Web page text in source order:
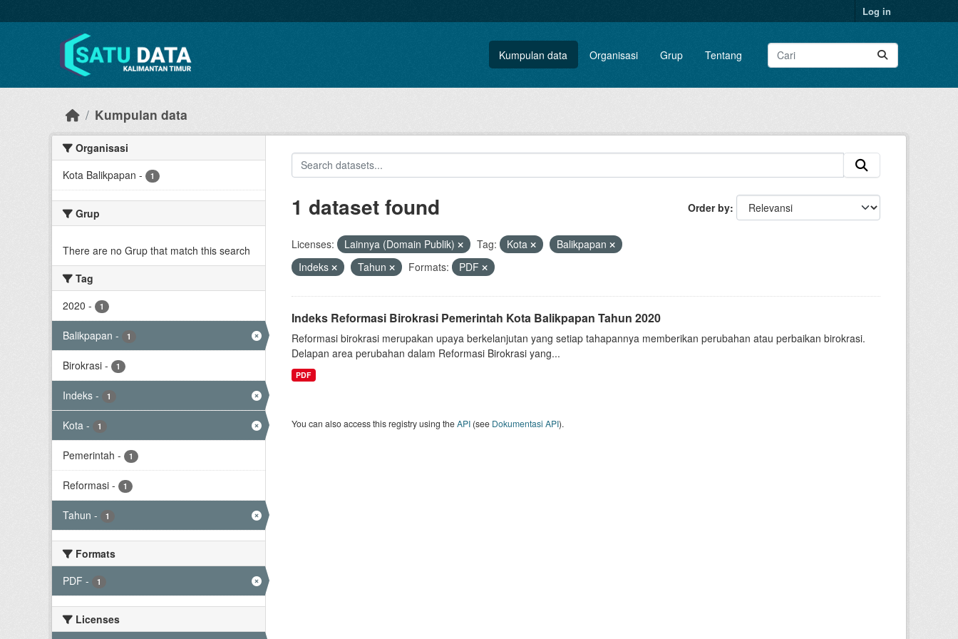
Log in
Kumpulan data Organisasi Grup Tentang
Kumpulan data
Organisasi
Kota Balikpapan - 1
Grup
There are no Grup that match this search
Tag
2020 - 1
Balikpapan - 1
Birokrasi - 1
Indeks - 1
Kota - 1
Pemerintah - 1
Reformasi - 1
Tahun - 1
Formats
PDF - 1
Licenses
Order by
1 dataset found
Licenses: Lainnya (Domain Publik) Tag: Kota
Balikpapan
Indeks
Tahun Formats: PDF
Indeks Reformasi Birokrasi Pemerintah Kota Balikpapan Tahun 2020
Reformasi birokrasi merupakan upaya berkelanjutan yang setiap tahapannya memberikan perubahan atau perbaikan birokrasi.
Delapan area perubahan dalam Reformasi Birokrasi yang...
PDF
You can also access this registry using theAPI(see Dokumentasi API).